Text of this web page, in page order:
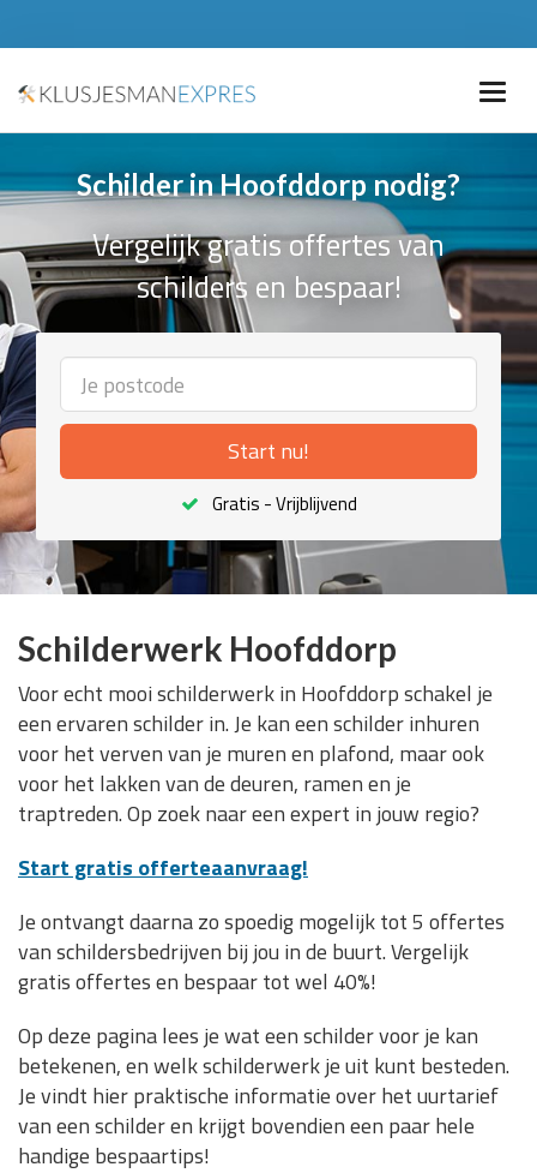
Schilder in Hoofddorp nodig?
Vergelijk gratis offertes van
schilders en bespaar!
Start nu!
Gratis - Vrijblijvend
Schilderwerk Hoofddorp
Voor echt mooi schilderwerk in Hoofddorp schakel je
een ervaren schilder in. Je kan een schilder inhuren
voor het verven van je muren en plafond, maar ook
voor het lakken van de deuren, ramen en je
traptreden. Op zoek naar een expert in jouw regio?
Start gratis offerteaanvraag!
Je ontvangt daarna zo spoedig mogelijk tot 5 offertes
van schildersbedrijven bij jou in de buurt. Vergelijk
gratis offertes en bespaar tot wel 40%!
Op deze pagina lees je wat een schilder voor je kan
betekenen, en welk schilderwerk je uit kunt besteden.
Je vindt hier praktische informatie over het uurtarief
van een schilder en krijgt bovendien een paar hele
handige bespaartips!